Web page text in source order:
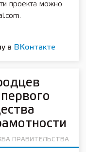
проекта можно
в ВКонтакте
ПРАВИТЕЛЬСТВА